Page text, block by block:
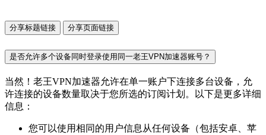
分享标题链接 分享页面链接
是否允许多个设备同时登录使用同一老王VPN加速器账号？
当然！老王VPN加速器允许在单一账户下连接多台设备，允
许连接的设备数量取决于您所选的订阅计划。以下是更多详细
信息：
您可以使用相同的用户信息从任何设备（包括安卓、苹